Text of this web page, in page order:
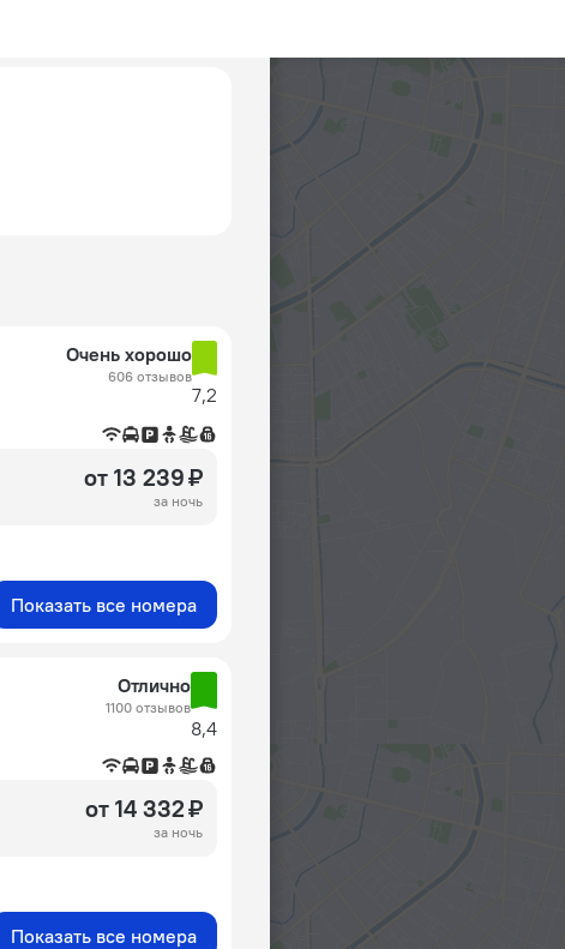
Очень хорошо
606 отзывов
7,2
от 13 239 ₽
за ночь
Показать все номера
Отлично
1100 отзывов
8,4
от 14 332 ₽
за ночь
Показать все номера